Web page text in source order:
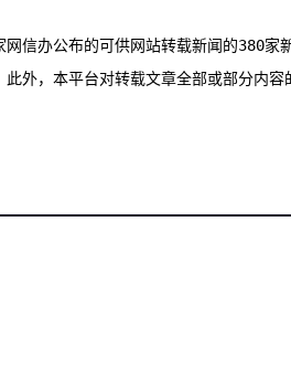
信办公布的可供网站转载新闻的380